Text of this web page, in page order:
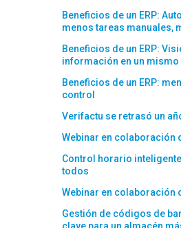
Beneficios de un ERP:
menos tareas manuales,
Beneficios de un ERP:
información en un mismo
Beneficios de un ERP:
control
Verifactu se retrasó un
Webinar en colaboración
Control horario
todos
Webinar en colaboración
Gestión de códigos de